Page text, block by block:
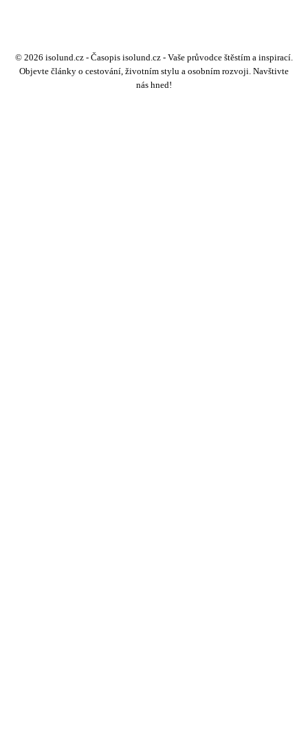
© 2026 isolund.cz - Časopis isolund.cz - Vaše průvodce štěstím a inspirací.
Objevte články o cestování, životním stylu a osobním rozvoji. Navštivte
nás hned!